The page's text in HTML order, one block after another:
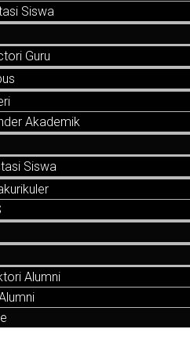
Siswa
Guru
Akademik
Siswa
Alumni